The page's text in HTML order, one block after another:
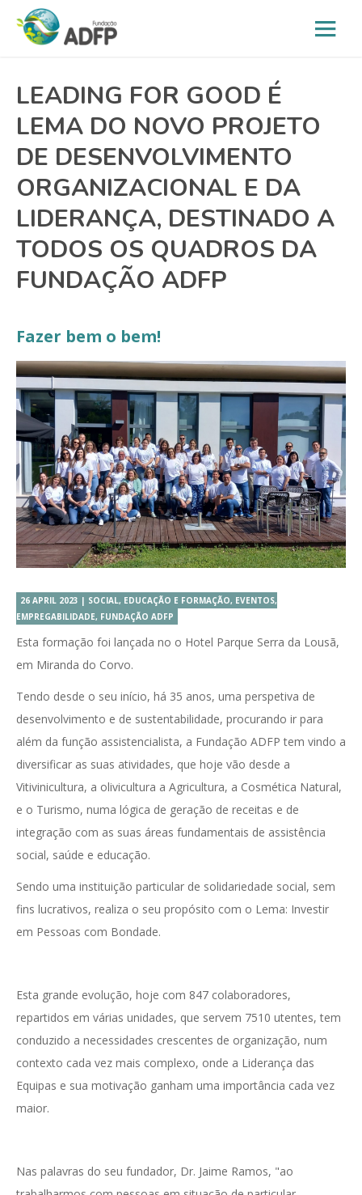
LEADING FOR GOOD É
LEMA DO NOVO PROJETO
DE DESENVOLVIMENTO
ORGANIZACIONAL E DA
LIDERANÇA, DESTINADO A
TODOS OS QUADROS DA
FUNDAÇÃO ADFP
Fazer bem o bem!
26 APRIL 2023 | SOCIAL, EDUCAÇÃO E FORMAÇÃO, EVENTOS,
EMPREGABILIDADE, FUNDAÇÃO ADFP
Esta formação foi lançada no o Hotel Parque Serra da Lousã,
em Miranda do Corvo.
Tendo desde o seu início, há 35 anos, uma perspetiva de
desenvolvimento e de sustentabilidade, procurando ir para
além da função assistencialista, a Fundação ADFP tem vindo a
diversificar as suas atividades, que hoje vão desde a
Vitivinicultura, a olivicultura a Agricultura, a Cosmética Natural,
e o Turismo, numa lógica de geração de receitas e de
integração com as suas áreas fundamentais de assistência
social, saúde e educação.
Sendo uma instituição particular de solidariedade social, sem
fins lucrativos, realiza o seu propósito com o Lema: Investir
em Pessoas com Bondade.
Esta grande evolução, hoje com 847 colaboradores,
repartidos em várias unidades, que servem 7510 utentes, tem
conduzido a necessidades crescentes de organização, num
contexto cada vez mais complexo, onde a Liderança das
Equipas e sua motivação ganham uma importância cada vez
maior.
Nas palavras do seu fundador, Dr. Jaime Ramos, "ao